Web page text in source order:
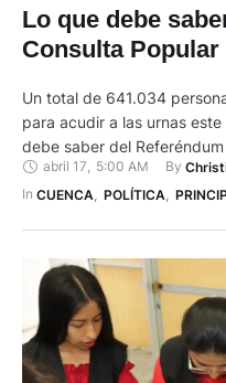
Lo que debe
Consulta Popular
Un total de 641.034
para acudir a las urnas
debe saber del
acuerdo con los datos del
en esta provincia hay
abril 17, 5:00 AM By
In CUENCA, POLÍTICA,